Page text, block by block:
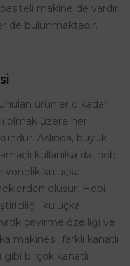
makine de vardır,
de bulunmaktadır.
ürünler o kadar
olmak üzere her
Aslında, büyük
kullanılsa da, hobi
yönelik kuluçka
oluşur. Hobi
kuluçka
çevirme özelliği ve
makinesi, farklı kanatlı
birçok kanatlı